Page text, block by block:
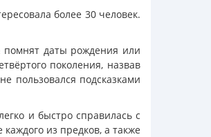
более 30 человек.
помнят даты рождения или
поколения, назвав
пользовался подсказками
и быстро справилась с
из предков, а также